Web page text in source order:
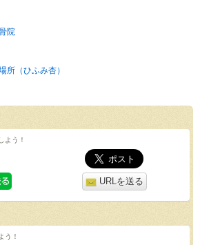
院
所（ひふみ杏）
よう！
URLを送る
う！